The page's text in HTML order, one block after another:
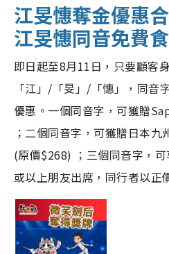
江旻憓奪金優惠
江旻憓同音免費
即日起至8月11日，只要顧客
「江」/「旻」/「憓」，同音
優惠。一個同音字，可獲贈
；二個同音字，可獲贈日本
(原價$268) ；三個同音字，
或以上朋友出席，同行者以正